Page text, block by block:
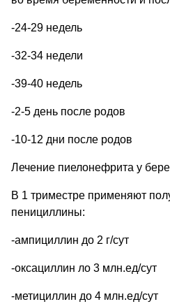
-24-29 недель
-32-34 недели
-39-40 недель
-2-5 день после родов
-10-12 дни после родов
Лечение пиелонефрита у
В 1 триместре применяют
пенициллины:
-ампициллин до 2 г/сут
-оксациллин ло 3 млн.ед/сут
-метициллин до 4 млн.ед/сут